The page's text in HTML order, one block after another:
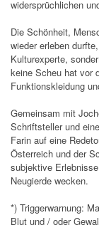
widersprüchlichen
Die Schönheit,
wieder erleben
Kulturexperte,
keine Scheu hat vor
Funktionskleidung
Gemeinsam mit
Schriftsteller und
Farin auf eine
Österreich und der
subjektive
Neugierde wecken.
*) Triggerwarnung:
Blut und / oder